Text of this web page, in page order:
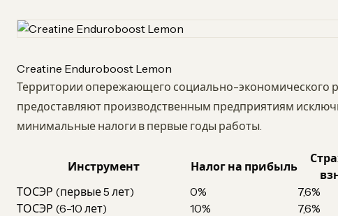
Creatine Enduroboost Lemon
Территории опережающего социально-экономического
предоставляют производственным предприятиям
минимальные налоги в первые годы работы.
Инструмент Налог на прибыль
ТОСЭР (первые 5 лет)
0% 7,6%
ТОСЭР (6-10 лет)
10% 7,6%